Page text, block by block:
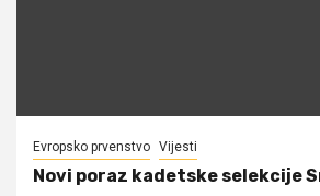
Evropsko prvenstvo Vijesti
Novi poraz kadetske selekcije